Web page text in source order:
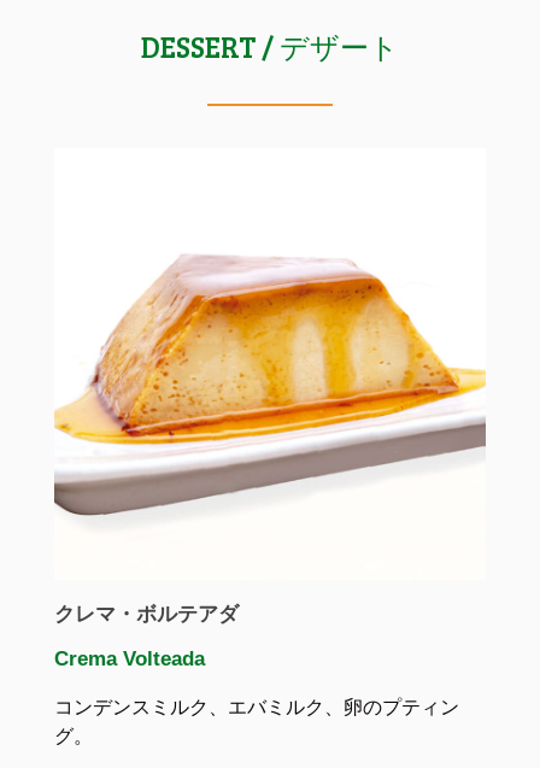
DESSERT / デザート
クレマ・ボルテアダ
Crema Volteada
コンデンスミルク、エバミルク、卵のプティン
グ。